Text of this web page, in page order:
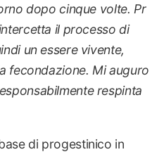
dopo cinque volte. Pr
il processo di
un essere vivente,
fecondazione. Mi auguro
respinta
di progestinico in